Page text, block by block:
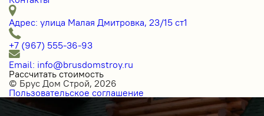
Адрес: улица Малая Дмитровка, 23/15 ст1
+7 (967) 555-36-93
Email: info@brusdomstroy.ru
Рассчитать стоимость
© Брус Дом Строй, 2026
Пользовательское соглашение